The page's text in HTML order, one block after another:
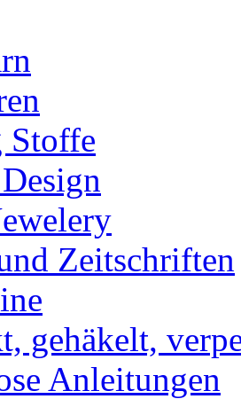
Stoffe
Zeitschriften
gehäkelt,
Anleitungen